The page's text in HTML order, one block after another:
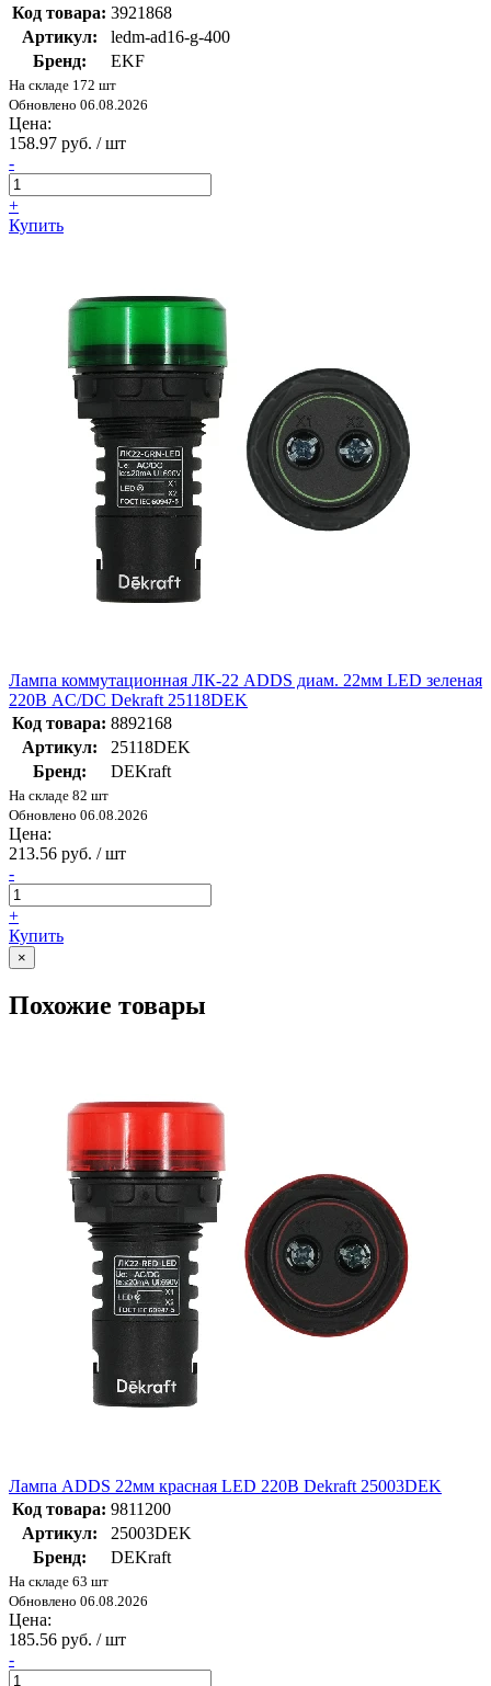
Код товара: 3921868
Артикул:
ledm-ad16-g-400
Бренд:
EKF
На складе 172 шт
Обновлено 06.08.2026
Цена:
158.97 руб. / шт
-
+
Купить
Лампа коммутационная ЛК-22 ADDS диам. 22мм LED зеленая
220В AC/DC Dekraft 25118DEK
Код товара: 8892168
Артикул:
25118DEK
Бренд:
DEKraft
На складе 82 шт
Обновлено 06.08.2026
Цена:
213.56 руб. / шт
-
+
Купить
×
Похожие товары
Лампа ADDS 22мм красная LED 220В Dekraft 25003DEK
Код товара: 9811200
Артикул:
25003DEK
Бренд:
DEKraft
На складе 63 шт
Обновлено 06.08.2026
Цена:
185.56 руб. / шт
-